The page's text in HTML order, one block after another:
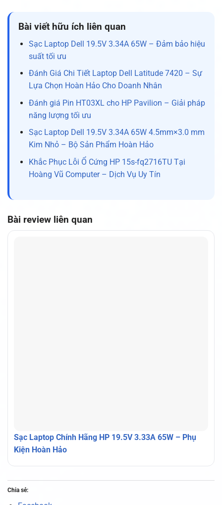
Bài viết hữu ích liên quan
Sạc Laptop Dell 19.5V 3.34A 65W – Đảm bảo hiệu
suất tối ưu
Đánh Giá Chi Tiết Laptop Dell Latitude 7420 – Sự
Lựa Chọn Hoàn Hảo Cho Doanh Nhân
Đánh giá Pin HT03XL cho HP Pavilion – Giải pháp
năng lượng tối ưu
Sạc Laptop Dell 19.5V 3.34A 65W 4.5mm×3.0 mm
Kim Nhỏ – Bộ Sản Phẩm Hoàn Hảo
Khắc Phục Lỗi Ổ Cứng HP 15s-fq2716TU Tại
Hoàng Vũ Computer – Dịch Vụ Uy Tín
Bài review liên quan
Sạc Laptop Chính Hãng HP 19.5V 3.33A 65W – Phụ
Kiện Hoàn Hảo
Chia sẻ: